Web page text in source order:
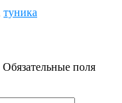
туника
Обязательные поля